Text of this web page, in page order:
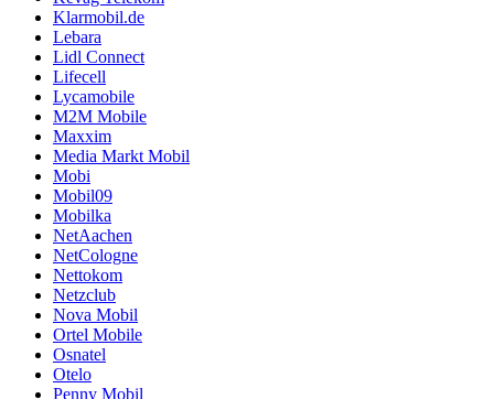
Klarmobil.de
Lebara
Lidl Connect
Lifecell
Lycamobile
M2M Mobile
Maxxim
Media Markt Mobil
Mobi
Mobil09
Mobilka
NetAachen
NetCologne
Nettokom
Netzclub
Nova Mobil
Ortel Mobile
Osnatel
Otelo
Penny Mobil